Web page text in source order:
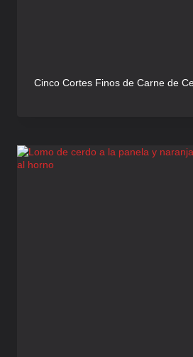
Cinco Cortes Finos de Carne de